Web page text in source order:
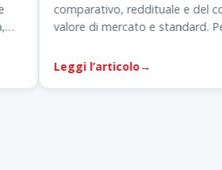
comparativo, reddituale e del
valore di mercato e standard. Per
mutuo.
Leggi l’articolo→